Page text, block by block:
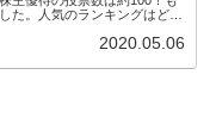
た。人気のランキングはどれ
2020.05.06